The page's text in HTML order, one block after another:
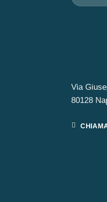
Via
80128